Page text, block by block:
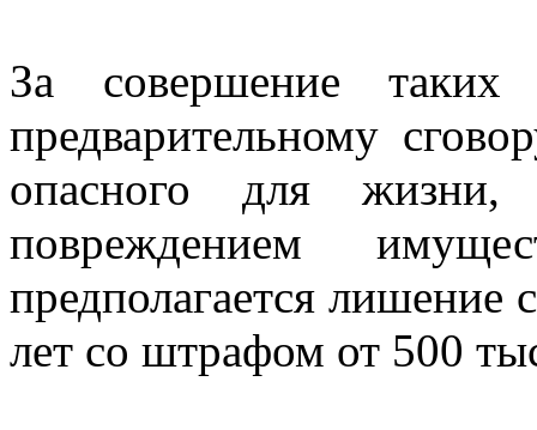
За совершение
предварительному
опасного для
повреждением
предполагается лишение
лет со штрафом от 500